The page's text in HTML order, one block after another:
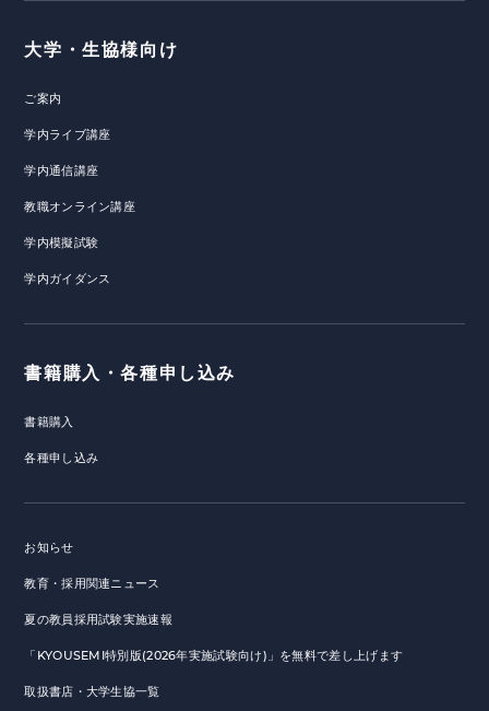
大学・生協様向け
ご案内
学内ライブ講座
学内通信講座
教職オンライン講座
学内模擬試験
学内ガイダンス
書籍購入・各種申し込み
書籍購入
各種申し込み
お知らせ
教育・採用関連ニュース
夏の教員採用試験実施速報
「KYOUSEMI特別版(2026年実施試験向け)」を無料で差し上げます
取扱書店・大学生協一覧